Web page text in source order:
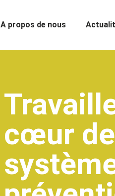
A propos de nous
cœur